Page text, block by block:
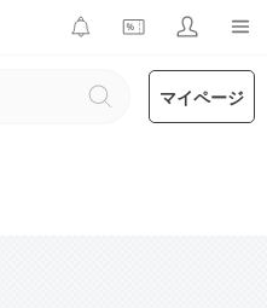
マイページ